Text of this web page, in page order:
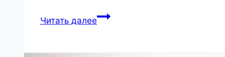
Читать далееОтремонтировать